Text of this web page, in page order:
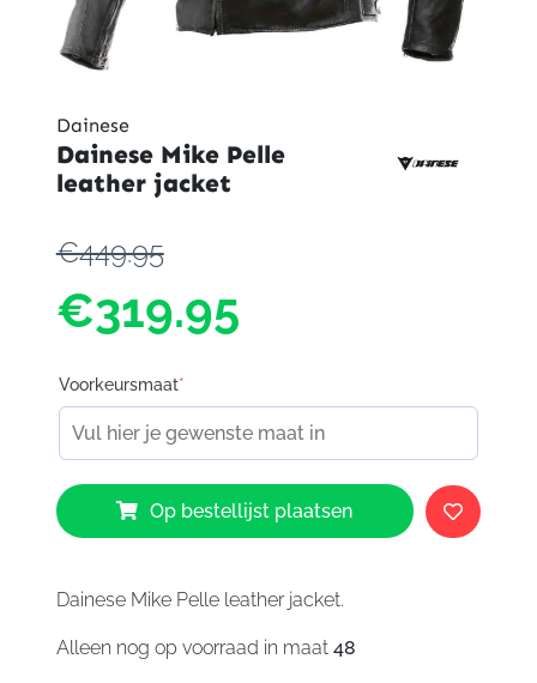
Dainese
Dainese Mike Pelle
leather jacket
€449.95
€319.95
Voorkeursmaat*
Dainese
Mike
Pelle
jacket
Op bestellijst plaatsen
Dainese Mike Pelle leather jacket.
Alleen nog op voorraad in maat 48